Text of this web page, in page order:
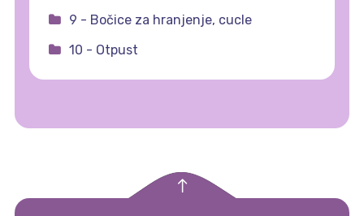
9 - Bočice za hranjenje, cucle
10 - Otpust